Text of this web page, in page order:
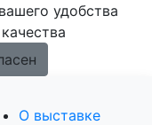
удобства
О выставке